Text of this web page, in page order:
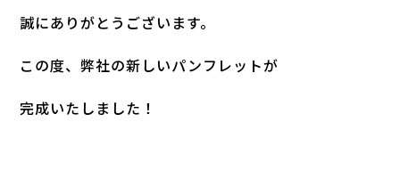
誠にありがとうございます。
この度、弊社の新しいパンフレットが
完成いたしました！